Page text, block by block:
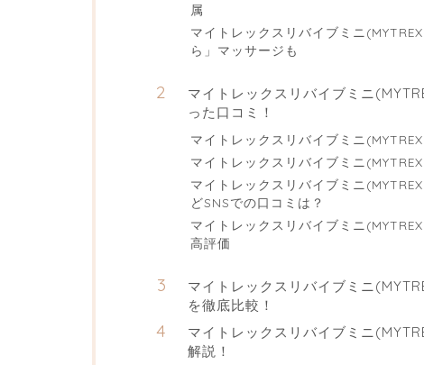
属
マイトレックスリバイブミニ
ら」マッサージも
マイトレックスリバイブミニ
った口コミ！
マイトレックスリバイブミニ
マイトレックスリバイブミニ
マイトレックスリバイブミニ
どSNSでの口コミは？
マイトレックスリバイブミニ
高評価
マイトレックスリバイブミニ
を徹底比較！
マイトレックスリバイブミニ
解説！